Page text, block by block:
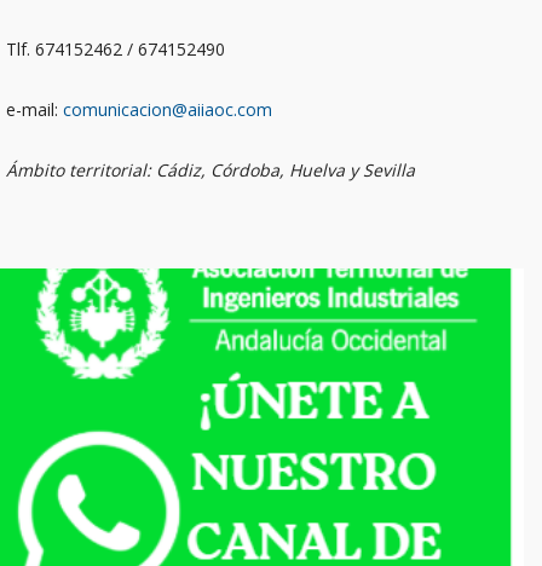
Tlf. 674152462 / 674152490
e-mail: comunicacion@aiiaoc.com
Ámbito territorial: Cádiz, Córdoba, Huelva y Sevilla